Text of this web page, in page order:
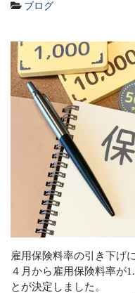
グループ会社
滞りなく相
お問い
受付時
ブログ
雇用保険料率の引き下げ
４月から雇用保険料率が
とが決定しました。